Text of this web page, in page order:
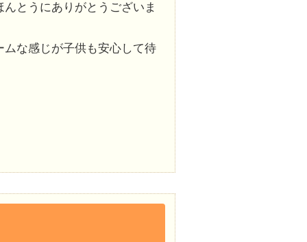
とうにありがとうございま
な感じが子供も安心して待